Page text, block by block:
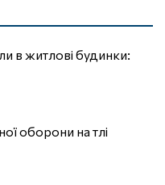
в житлові будинки:
оборони на тлі